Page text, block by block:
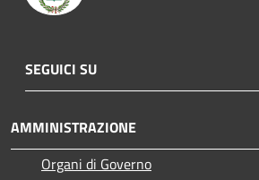
SEGUICI SU
AMMINISTRAZIONE
Organi di Governo